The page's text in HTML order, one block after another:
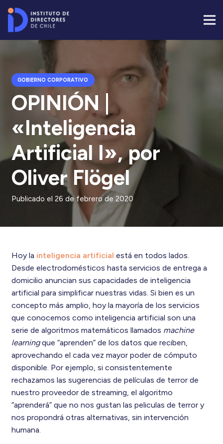
GOBIERNO CORPORATIVO
OPINIÓN |
«Inteligencia
Artificial I», por
Oliver Flögel
Publicado el 26 de febrero de 2020
Hoy la inteligencia artificial está en todos lados.
Desde electrodomésticos hasta servicios de entrega a
domicilio anuncian sus capacidades de inteligencia
artificial para simplificar nuestras vidas. Si bien es un
concepto más amplio, hoy la mayoría de los servicios
que conocemos como inteligencia artificial son una
serie de algoritmos matemáticos llamados machine
learningque “aprenden” de los datos que reciben,
aprovechando el cada vez mayor poder de cómputo
disponible. Por ejemplo, si consistentemente
rechazamos las sugerencias de películas de terror de
nuestro proveedor de streaming, el algoritmo
“aprenderá” que no nos gustan las peliculas de terror y
nos propondrá otras alternativas, sin intervención
humana.